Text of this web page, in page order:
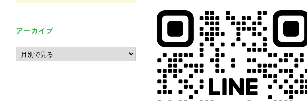
アーカイブ